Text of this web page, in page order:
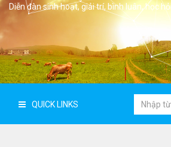
Diễn đàn sinh hoạt, giải trí, bình luân, học
QUICK LINKS